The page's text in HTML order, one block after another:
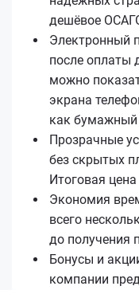
дешёвое
Электронный
после оплаты
можно
экрана
как бумажный
Прозрачные
без скрытых
Итоговая
Экономия
всего
до получения
Бонусы и
компании